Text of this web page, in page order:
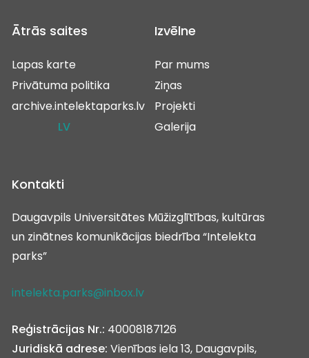
Ātrās saites
Lapas karte
Privātuma politika
archive.intelektaparks.lv
LV
Izvēlne
Par mums
Ziņas
Projekti
Galerija
Kontakti
Daugavpils Universitātes Mūžizglītības, kultūras
un zinātnes komunikācijas biedrība “Intelekta
parks”
intelekta.parks@inbox.lv
Reģistrācijas Nr.: 40008187126
Juridiskā adrese: Vienības iela 13, Daugavpils,